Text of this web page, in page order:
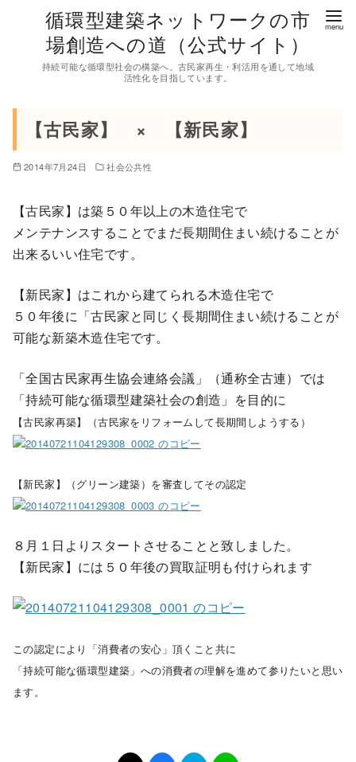
循環型建築ネットワークの市
場創造への道（公式サイト）
持続可能な循環型社会の構築へ。古民家再生・利活用を通して地域
活性化を目指しています。
【古民家】 × 【新民家】
2014年7月24日 社会公共性
【古民家】は築５０年以上の木造住宅で
メンテナンスすることでまだ長期間住まい続けることが
出来るいい住宅です。
【新民家】はこれから建てられる木造住宅で
５０年後に「古民家と同じく長期間住まい続けることが
可能な新築木造住宅です。
「全国古民家再生協会連絡会議」（通称全古連）では
「持続可能な循環型建築社会の創造」を目的に
【古民家再築】（古民家をリフォームして長期間しようする）
【新民家】（グリーン建築）を審査してその認定
８月１日よりスタートさせることと致しました。
【新民家】には５０年後の買取証明も付けられます
この認定により「消費者の安心」頂くこと共に
「持続可能な循環型建築」への消費者の理解を進めて参りたいと思い
ます。